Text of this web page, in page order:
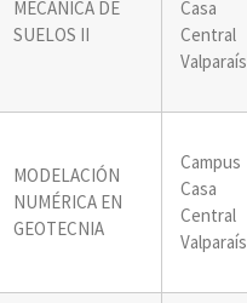
MECANICA DE
SUELOS II
Casa
Central
MODELACIÓN
NUMÉRICA EN
GEOTECNIA
Campus
Casa
Central